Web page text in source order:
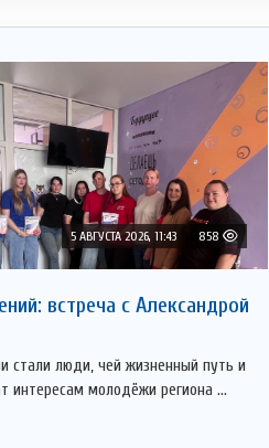
5 АВГУСТА 2026, 11:43 858
встреча с Александрой
стали люди, чей жизненный путь и
интересам молодёжи региона ...